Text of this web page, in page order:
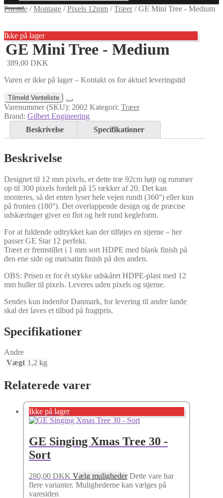
Forside /Montage /Pixels 12mm /Træer/GE Mini Tree - Medium
Ikke på lager
GE Mini Tree - Medium
389,00 DKK
Varen er ikke på lager – Kontakt os for aktuel leveringstid
Tilmeld Venteliste
Varenummer (SKU): 2002 Kategori: Træer
Brand: Gilbert Engineering
Beskrivelse
Specifikationer
Beskrivelse
Designet til 12 mm pixels, er dette træ 92cm højt og rummer
op til 300 pixels fordelt på 15 rækker af 20. Det kan
monteres, så det enten lyser hele vejen rundt (360°) eller kun
på fronten (180°). Det overlappende design og de præcise
udskæringer giver en flot og helt rund kegleform.
For at fuldende udtrykket kan der tilføjes en stjerne – her
passer GE Star 12 perfekt.
Træet er fremstillet i 1 mm sort HDPE med blank finish på
den ene side og mat/satin finish på den anden.
OBS: Prisen er for ét stykke udskåret HDPE-plast med 12
mm huller til pixels. Leveres uden pixels og stjerne.
Sendes kun indenfor Danmark, for levering til andre lande
skal der laves et tilbud på fragtpris.
Specifikationer
Andre
Vægt 1,2 kg
Relaterede varer
Ikke på lager
GE Singing Xmas Tree 30 -
Sort
280,00 DKK Vælg muligheder Dette vare har
flere varianter. Mulighederne kan vælges på
varesiden